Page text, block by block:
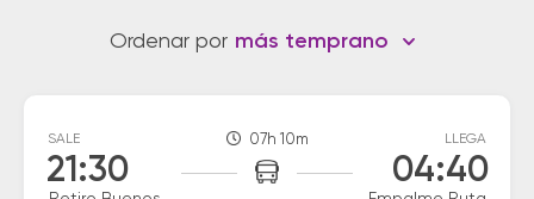
Ordenar por más temprano
SALE
21:30
07h 10m LLEGA
04:40